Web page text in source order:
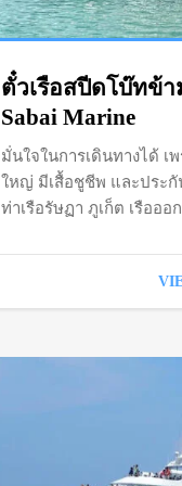
ตั๋วเรือสปีดโบ๊ทข้
Sabai Marine
มั่นใจในการเดินทางได้
ใหญ่ มีเสื้อชูชีพ และประกั
ท่าเรือรัษฏา ภูเก็ต เรือออ